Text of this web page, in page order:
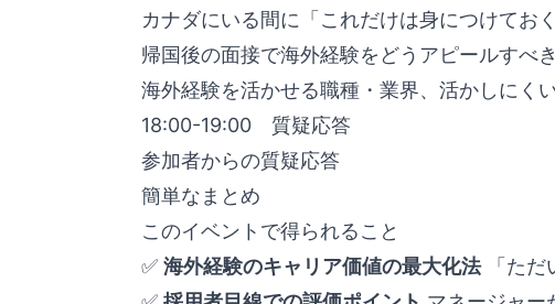
カナダにいる間に「これだけは身につけてお
帰国後の面接で海外経験をどうアピールすべ
海外経験を活かせる職種・業界、活かしにく
18:00-19:00 質疑応答
参加者からの質疑応答
簡単なまとめ
このイベントで得られること
✅ 海外経験のキャリア価値の最大化法「ただ